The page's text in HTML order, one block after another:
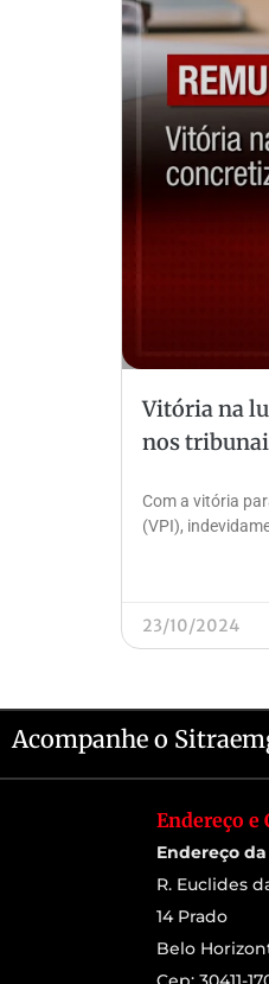
Vitória na
nos
Com a vitória
(VPI),
23/10/2024
Acompanhe o
Endereço e
Endereço
R. Euclides
14 Prado
Belo